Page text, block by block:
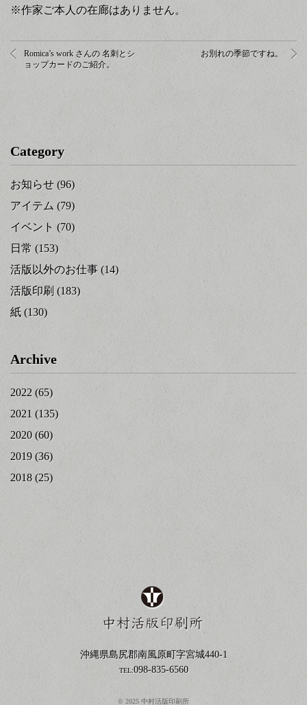
※作家ご本人の在廊はありません。
Romica’s work さんの 名刺とシ
ョップカードのご紹介。
お別れの季節ですね。
Category
お知らせ (96)
アイテム (79)
イベント (70)
日常 (153)
活版以外のお仕事 (14)
活版印刷 (183)
紙 (130)
Archive
2022 (65)
2021 (135)
2020 (60)
2019 (36)
2018 (25)
沖縄県島尻郡南風原町字宮城440-1
TEL:098-835-6560
© 2025 中村活版印刷所